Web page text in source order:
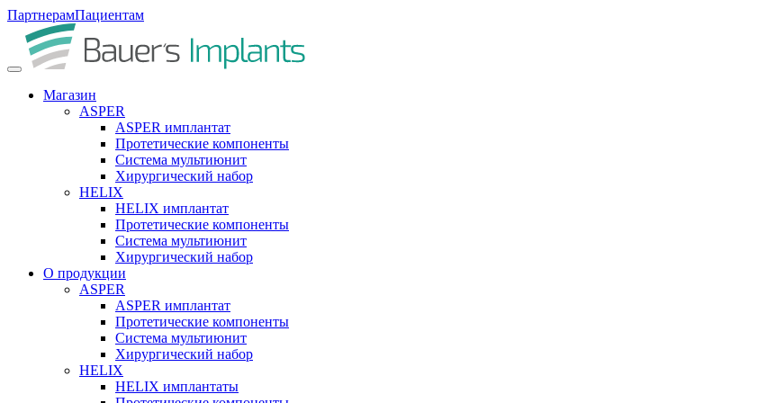
ПартнерамПациентам
Магазин
ASPER
ASPER имплантат
Протетические компоненты
Система мультиюнит
Хирургический набор
HELIX
HELIX имплантат
Протетические компоненты
Система мультиюнит
Хирургический набор
О продукции
ASPER
ASPER имплантат
Протетические компоненты
Система мультиюнит
Хирургический набор
HELIX
HELIX имплантаты